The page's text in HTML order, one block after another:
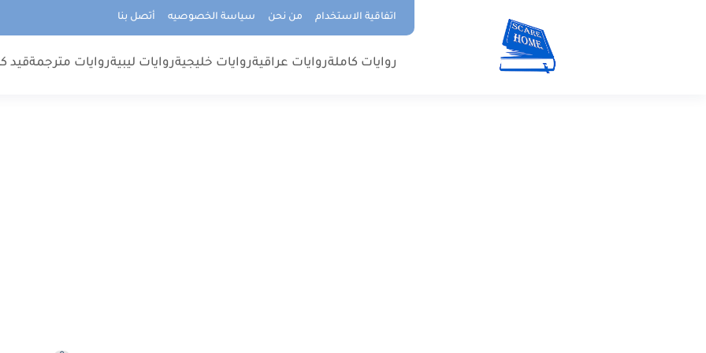
اتفاقية الاستخدام من نحن سياسة الخصوصيه أتصل بنا
روايات كاملةروايات عراقيةروايات خليجيةروايات ليبيةروايات مترجمةقيد